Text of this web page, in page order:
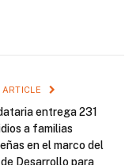
ARTICLE
entrega 231
a familias
en el marco del
de Desarrollo para